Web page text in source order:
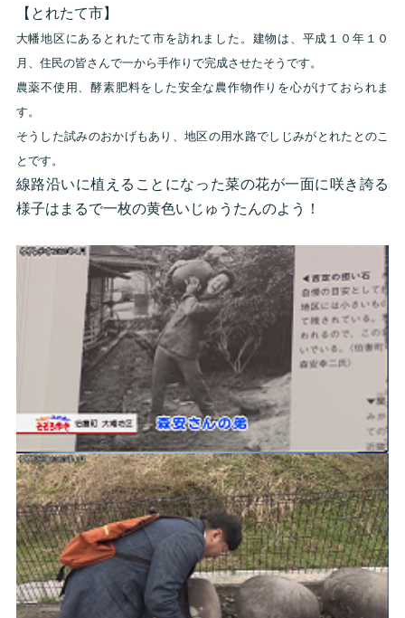
【とれたて市】
大幡地区にあるとれたて市を訪れました。建物は、平成１０年１０
月、住民の皆さんで一から手作りで完成させたそうです。
農薬不使用、酵素肥料をした安全な農作物作りを心がけておられま
す。
そうした試みのおかげもあり、地区の用水路でしじみがとれたとのこ
とです。
線路沿いに植えることになった菜の花が一面に咲き誇る
様子はまるで一枚の黄色いじゅうたんのよう！